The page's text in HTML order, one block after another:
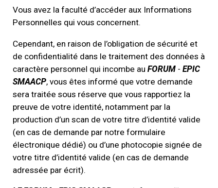
Vous avez la faculté d’accéder aux Informations
Personnelles qui vous concernent.
Cependant, en raison de l’obligation de sécurité et
de confidentialité dans le traitement des données à
caractère personnel qui incombe auFORUM -EPIC
SMAACP, vous êtes informé que votre demande
sera traitée sous réserve que vous rapportiez la
preuve de votre identité, notamment par la
production d’un scan de votre titre d’identité valide
(en cas de demande par notre formulaire
électronique dédié) ou d’une photocopie signée de
votre titre d’identité valide (en cas de demande
adressée par écrit).